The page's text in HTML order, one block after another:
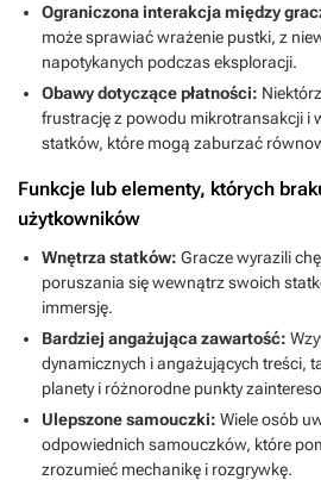
Ograniczona interakcja między
może sprawiać wrażenie pustki, z
napotykanych podczas eksploracji.
Obawy dotyczące płatności:
frustrację z powodu mikrotransakcji i
statków, które mogą zaburzać
Funkcje lub elementy, których
użytkowników
Wnętrza statków: Gracze wyrazili
poruszania się wewnątrz swoich
immersję.
Bardziej angażująca zawartość:
dynamicznych i angażujących treści,
planety i różnorodne punkty
Ulepszone samouczki: Wiele osób
odpowiednich samouczków, które
zrozumieć mechanikę i rozgrywkę.